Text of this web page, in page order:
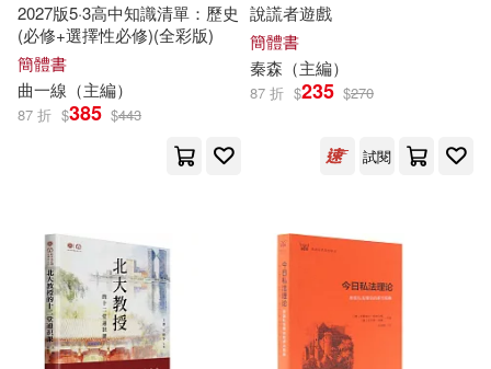
ケイ・エム・プロデュース(97)
張連生（主編）(97)
周仲瑛，於文明（主編）(95)
アリスJAPAN公式E-book(94)
中南大學出版社(1293)
華東理工大學出版社(1292)
立信會計出版社(1285)
哈爾濱工業大學出版社(1261)
重慶出版社(1256)
2027版5·3高中知識清單：歷史
(必修+選擇性必修)(全彩版)
簡體書
曲一線（主編）
87 折 $385 $443
說謊者遊戲
簡體書
秦森（主編）
87 折 $235 $270
試閱